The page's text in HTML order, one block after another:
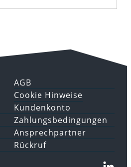
AGB
Cookie Hinweise
Kundenkonto
Zahlungsbedingungen
Ansprechpartner
Rückruf